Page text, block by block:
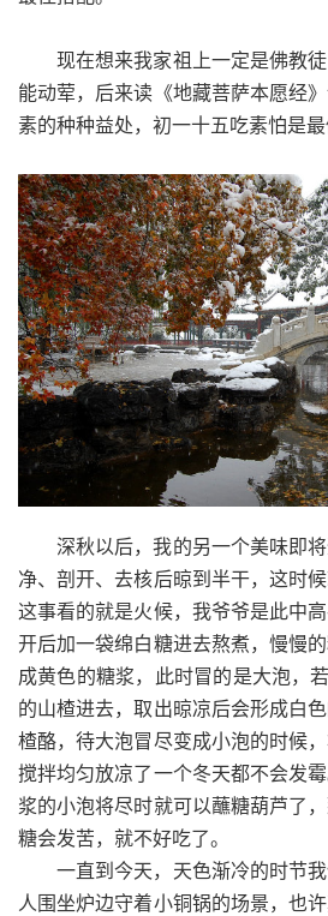
现在想来我家祖上一定是佛教
能动荤，后来读《地藏菩萨本愿经
素的种种益处，初一十五吃素怕是最
深秋以后，我的另一个美味即
净、剖开、去核后晾到半干，这时
这事看的就是火候，我爷爷是此中
开后加一袋绵白糖进去熬煮，慢慢
成黄色的糖浆，此时冒的是大泡，
的山楂进去，取出晾凉后会形成白
楂酪，待大泡冒尽变成小泡的时候，
搅拌均匀放凉了一个冬天都不会发
浆的小泡将尽时就可以蘸糖葫芦了
糖会发苦，就不好吃了。
一直到今天，天色渐冷的时节
人围坐炉边守着小铜锅的场景，也